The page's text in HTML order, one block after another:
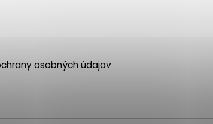
osobných údajov